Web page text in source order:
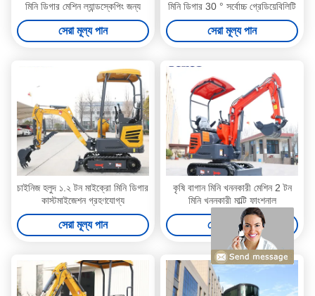
মিনি ডিগার মেশিন ল্যান্ডস্কেপিং জন্য
সেরা মূল্য পান
মিনি ডিগার 30 ° সর্বোচ্চ গ্রেডিয়েবিলিটি
সেরা মূল্য পান
চাইনিজ হলুদ ১.২ টন মাইক্রো মিনি ডিগার
কাস্টমাইজেশন গ্রহণযোগ্য
সেরা মূল্য পান
কৃষি বাগান মিনি খননকারী মেশিন 2 টন
মিনি খননকারী মাল্টি ফাংশনাল
সেরা মূল্য পান